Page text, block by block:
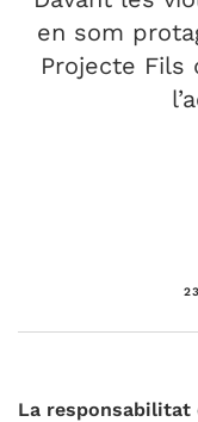
en som
Projecte Fils
La responsabilitat